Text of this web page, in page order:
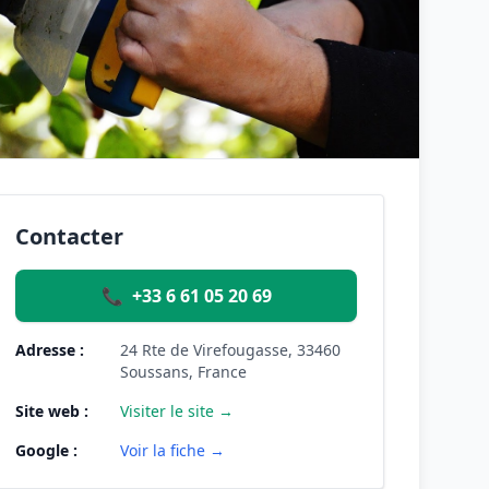
Contacter
📞 +33 6 61 05 20 69
Adresse :
24 Rte de Virefougasse, 33460
Soussans, France
Site web :
Visiter le site →
Google :
Voir la fiche →